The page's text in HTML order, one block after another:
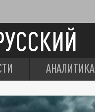
АНАЛИТИКА